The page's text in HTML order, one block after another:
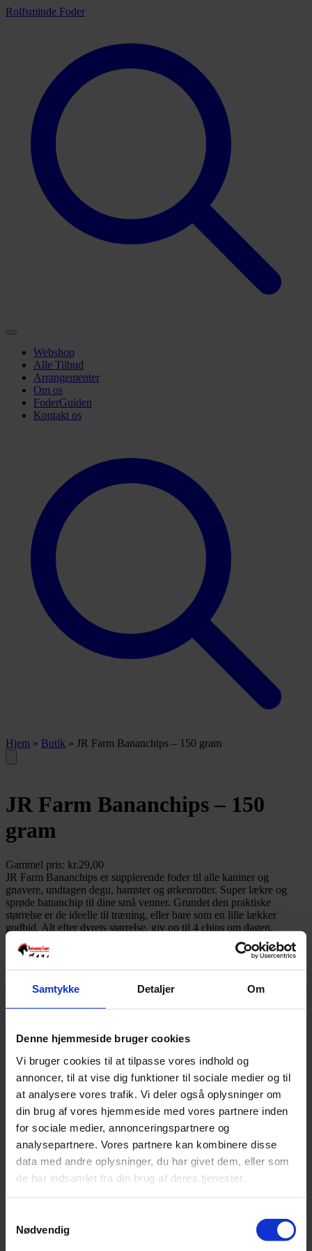
Samtykke Detaljer Om
Denne hjemmeside bruger cookies
Vi bruger cookies til at tilpasse vores indhold og
annoncer, til at vise dig funktioner til sociale medier og til
at analysere vores trafik. Vi deler også oplysninger om
din brug af vores hjemmeside med vores partnere inden
for sociale medier, annonceringspartnere og
analysepartnere. Vores partnere kan kombinere disse
data med andre oplysninger, du har givet dem, eller som
de har indsamlet fra din brug af deres tjenester.
Nødvendig
Rolfsminde Foder
Webshop
Alle Tilbud
Arrangementer
Om os
FoderGuiden
Kontakt os
Hjem » Butik » JR Farm Bananchips – 150 gram
JR Farm Bananchips – 150
gram
Gammel pris: kr.29,00
JR Farm Bananchips er supplerende foder til alle kaniner og
gnavere, undtagen degu, hamster og ørkenrotter. Super lækre og
sprøde bananchip til dine små venner. Grundet den praktiske
størrelse er de ideelle til træning, eller bare som en lille lækker
godbid. Alt efter dyrets størrelse, giv op til 4 chips om dagen.
Selvfølgelig uden tilsat sukker.
Ikke på lager
Varekategori:Godbidder til kanin & gnaver,Kanin & Gnaver
Analyse:protein 2,1%, fedt 28,9%, fibre 4,2%, aske 1,4%
SKU
4024344016509
Weight
0,2 kg
Relaterede produkter